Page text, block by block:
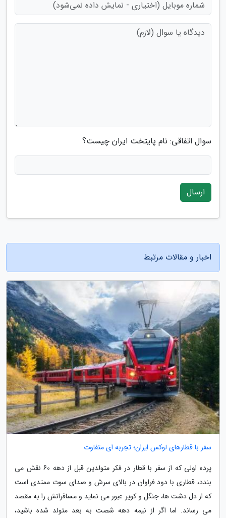
سوال اتفاقی: نام پایتخت ایران چیست؟
ارسال
اخبار و مقالات مرتبط
سفر با قطارهای لوکس ایران؛ تجربه ای متفاوت
پرده اولی که از سفر با قطار در فکر متولدین قبل از دهه 60 نقش می
بندد، قطاری با دود فراوان در بالای سرش و صدای سوت ممتدی است
که از دل دشت ها، جنگل و کویر عبور می نماید و مسافرانش را به مقصد
می رساند. اما اگر از نیمه دهه شصت به بعد متولد شده باشید،